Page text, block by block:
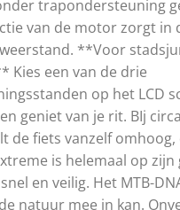
trapondersteuning
van de motor zorgt in
**Voor
Kies een van de drie
op het LCD
geniet van je rit. BIj
de fiets vanzelf
is helemaal op zijn
en veilig. Het MTB-
natuur mee in kan.